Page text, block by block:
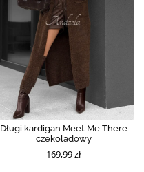
Długi kardigan Meet Me There
czekoladowy
169,99 zł